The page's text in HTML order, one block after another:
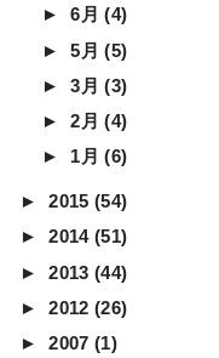
►6月(4)
►5月(5)
►3月(3)
►2月(4)
► 1月(6)
►2015(54)
►2014(51)
►2013(44)
►2012(26)
►2007(1)